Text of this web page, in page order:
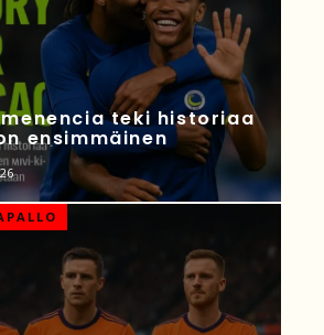
teki historiaa
ensimmäinen